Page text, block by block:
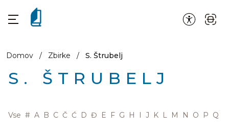
Domov / Zbirke / S. Štrubelj
S. ŠTRUBELJ
Vse # A B C Č Ć D Đ E F G H I J K L M N O P Q